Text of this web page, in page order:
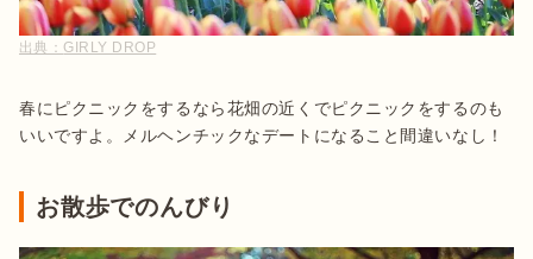
出典： GIRLY DROP
春にピクニックをするなら花畑の近くでピクニックをするのも
いいですよ。メルヘンチックなデートになること間違いなし！
お散歩でのんびり